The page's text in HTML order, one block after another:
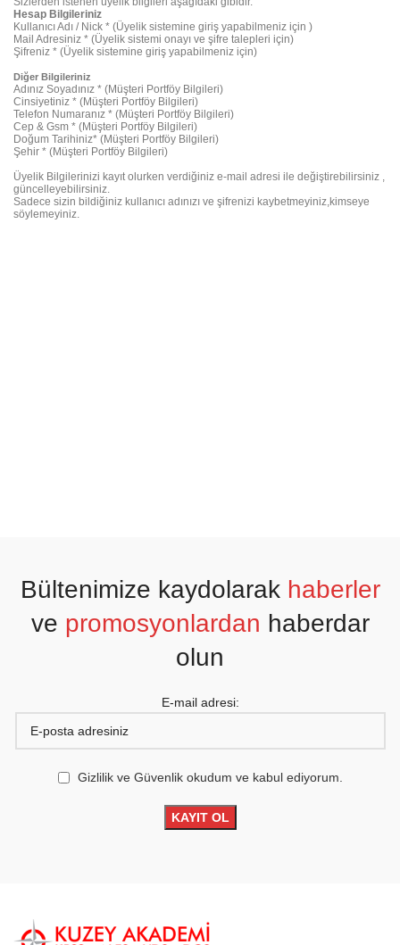
Hesap Bilgileriniz
Kullanıcı Adı / Nick * (Üyelik sistemine giriş yapabilmeniz için )
Mail Adresiniz * (Üyelik sistemi onayı ve şifre talepleri için)
Şifreniz * (Üyelik sistemine giriş yapabilmeniz için)
Diğer Bilgileriniz
Adınız Soyadınız * (Müşteri Portföy Bilgileri)
Cinsiyetiniz * (Müşteri Portföy Bilgileri)
Telefon Numaranız * (Müşteri Portföy Bilgileri)
Cep & Gsm * (Müşteri Portföy Bilgileri)
Doğum Tarihiniz* (Müşteri Portföy Bilgileri)
Şehir * (Müşteri Portföy Bilgileri)
Üyelik Bilgilerinizi kayıt olurken verdiğiniz e-mail adresi ile değiştirebilirsiniz ,
güncelleyebilirsiniz.
Sadece sizin bildiğiniz kullanıcı adınızı ve şifrenizi kaybetmeyiniz,kimseye
söylemeyiniz.
Bültenimize kaydolarak haberler
ve promosyonlardan haberdar
olun
E-mail adresi:
Gizlilik ve Güvenlik okudum ve kabul ediyorum.